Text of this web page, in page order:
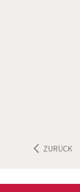
ZURÜCK